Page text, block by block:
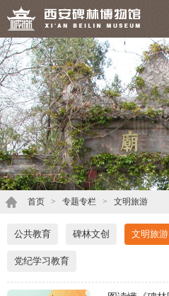
首页 > 专题专栏 > 文明旅游
公共教育 碑林文创 文明旅游
党纪学习教育